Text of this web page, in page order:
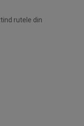
rutele din